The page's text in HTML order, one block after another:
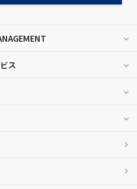
ス